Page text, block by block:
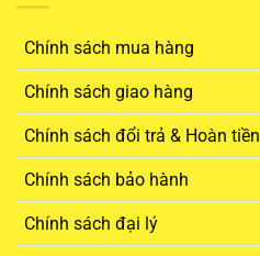
Chính sách mua hàng
Chính sách giao hàng
Chính sách đổi trả & Hoàn tiền
Chính sách bảo hành
Chính sách đại lý